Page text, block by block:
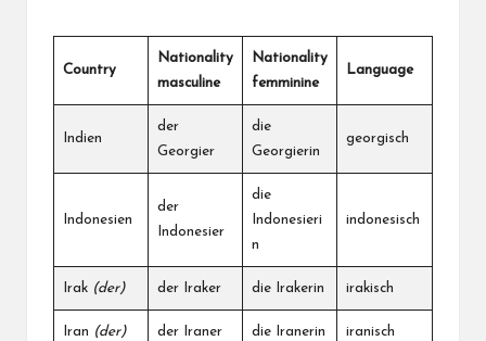
Country
Nationality
masculine
Nationality
femminine
Language
Indien
der
Georgier
die
Georgierin
georgisch
Indonesien
der
Indonesier
die
Indonesieri
n
indonesisch
Irak (der) der Iraker die Irakerin irakisch
Iran (der) der Iraner die Iranerin iranisch